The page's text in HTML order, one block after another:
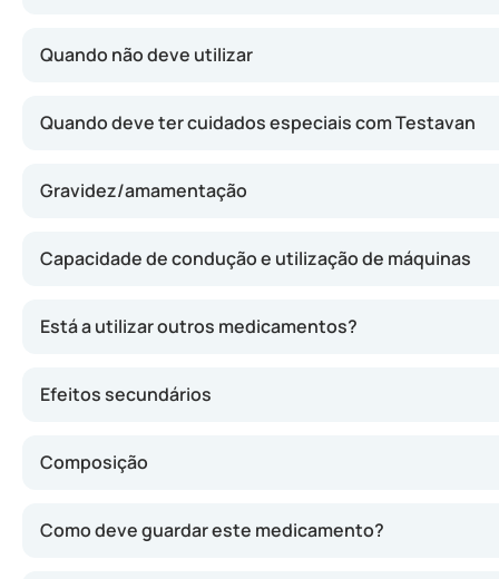
Quando não deve utilizar
Quando deve ter cuidados especiais com Testavan
Gravidez/amamentação
Capacidade de condução e utilização de máquinas
Está a utilizar outros medicamentos?
Efeitos secundários
Composição
Como deve guardar este medicamento?